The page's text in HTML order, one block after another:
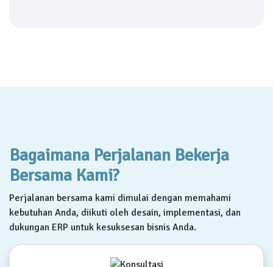
Bagaimana Perjalanan Bekerja
Bersama Kami?
Perjalanan bersama kami dimulai dengan memahami
kebutuhan Anda, diikuti oleh desain, implementasi, dan
dukungan ERP untuk kesuksesan bisnis Anda.